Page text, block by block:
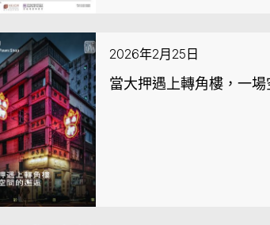
搜尋
2026年2月25日
當大押遇上轉角樓，一